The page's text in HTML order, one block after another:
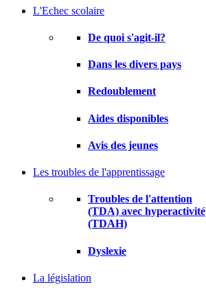
L'Echec scolaire
De quoi s'agit-il?
Dans les divers pays
Redoublement
Aides disponibles
Avis des jeunes
Les troubles de l'apprentissage
Troubles de l'attention
(TDA) avec hyperactivité
(TDAH)
Dyslexie
La législation